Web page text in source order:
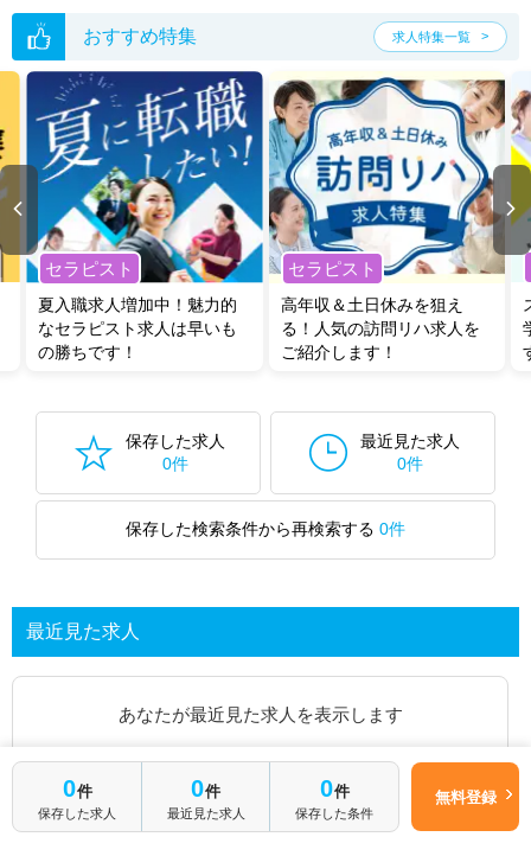
おすすめ特集 求人特集一覧
セラピスト
夏入職求人増加中！魅力的
なセラピスト求人は早いも
の勝ちです！
セラピスト
高年収＆土日休みを狙え
る！人気の訪問リハ求人を
ご紹介します！
保存した求人
0件
最近見た求人
0件
保存した検索条件から再検索する 0件
最近見た求人
あなたが最近見た求人を表示します
求人を探してみる
0件
保存した求人
0件
最近見た求人
0件
保存した条件
無料登録